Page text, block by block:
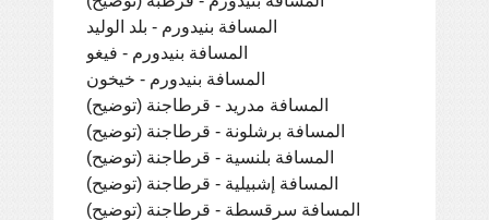
المسافة بنيدورم - بلد الوليد
المسافة بنيدورم - فيغو
المسافة بنيدورم - خيخون
المسافة مدريد - قرطاجنة (توضيح)
المسافة برشلونة - قرطاجنة (توضيح)
المسافة بلنسية - قرطاجنة (توضيح)
المسافة إشبيلية - قرطاجنة (توضيح)
المسافة سرقسطة - قرطاجنة (توضيح)